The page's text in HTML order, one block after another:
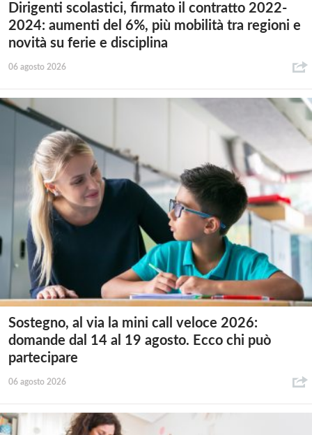
Dirigenti scolastici, firmato il contratto 2022-
2024: aumenti del 6%, più mobilità tra regioni e
novità su ferie e disciplina
06 agosto 2026
Sostegno, al via la mini call veloce 2026:
domande dal 14 al 19 agosto. Ecco chi può
partecipare
06 agosto 2026